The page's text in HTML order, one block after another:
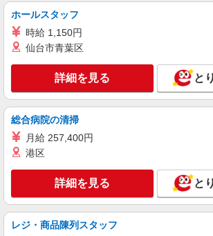
職業紹介
株式会社kotrio /●SW-S-2078110
★高収入★未経験でも高時
シニア向け住宅STAFF
時給1550円〜2312円 ＜
青梅市
キープ 詳
ホールスタッフ
時給 1,150円
仙台市青葉区
詳細を見る と
総合病院の清掃
月給 257,400円
港区
詳細を見る と
レジ・商品陳列スタッフ